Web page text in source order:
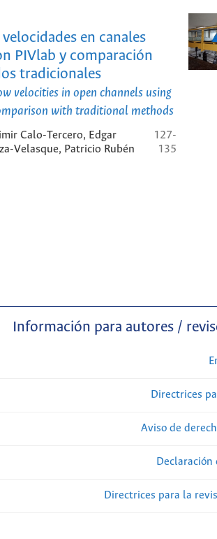
en canales
PIVlab y comparación
tradicionales
velocities in open channels using
with traditional methods
Calo-Tercero, Edgar
Velasque, Patricio Rubén
127-
135
Información para autores /
Directrices
Aviso de
Directrices para la